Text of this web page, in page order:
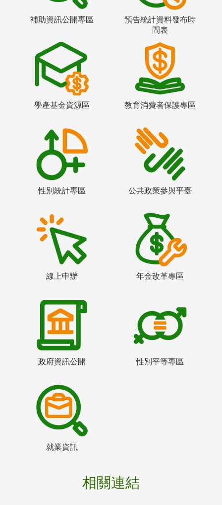
補助資訊公開專區
預告統計資料發布時
間表
學產基金資源區 教育消費者保護專區
性別統計專區 公共政策參與平臺
線上申辦 年金改革專區
政府資訊公開 性別平等專區
就業資訊
相關連結